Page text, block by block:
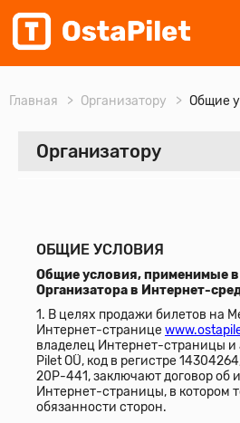
Главная Организатору Общие
Организатору
OSTAPILET - CONTROL
Общие условия
ОБЩИЕ УСЛОВИЯ
Общие условия, применимые
Организатора в Интернет-
1. В целях продажи билетов на
Интернет-странице
владелец Интернет-страницы и
Pilet OÜ, код в регистре
20P-441, заключают договор об
Интернет-страницы, в котором
обязанности сторон.